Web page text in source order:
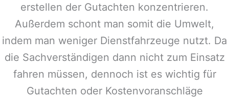
erstellen der Gutachten konzentrieren.
Außerdem schont man somit die Umwelt,
indem man weniger Dienstfahrzeuge nutzt. Da
die Sachverständigen dann nicht zum Einsatz
fahren müssen, dennoch ist es wichtig für
Gutachten oder Kostenvoranschläge